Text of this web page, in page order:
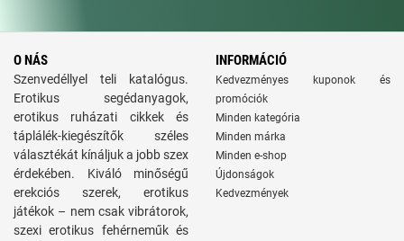
O NÁS
Szenvedéllyel teli katalógus.
Erotikus segédanyagok,
erotikus ruházati cikkek és
táplálék-kiegészítők széles
választékát kínáljuk a jobb szex
érdekében. Kiváló minőségű
erekciós szerek, erotikus
játékok – nem csak vibrátorok,
szexi erotikus fehérneműk és
INFORMÁCIÓ
Kedvezményes kuponok és
promóciók
Minden kategória
Minden márka
Minden e-shop
Újdonságok
Kedvezmények